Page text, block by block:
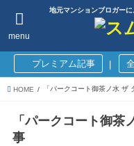
地元マンションブロガーに
menu
プレミアム記事
HOME 「パークコート御茶ノ水 ザ
「パークコート御
事